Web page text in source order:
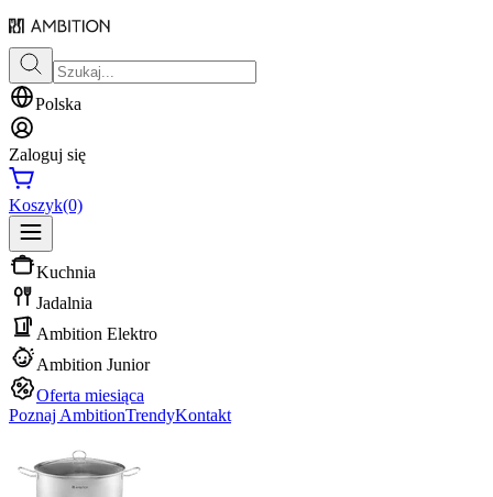
Polska
Zaloguj się
Koszyk(0)
Kuchnia
Jadalnia
Ambition Elektro
Ambition Junior
Oferta miesiąca
Poznaj AmbitionTrendyKontakt